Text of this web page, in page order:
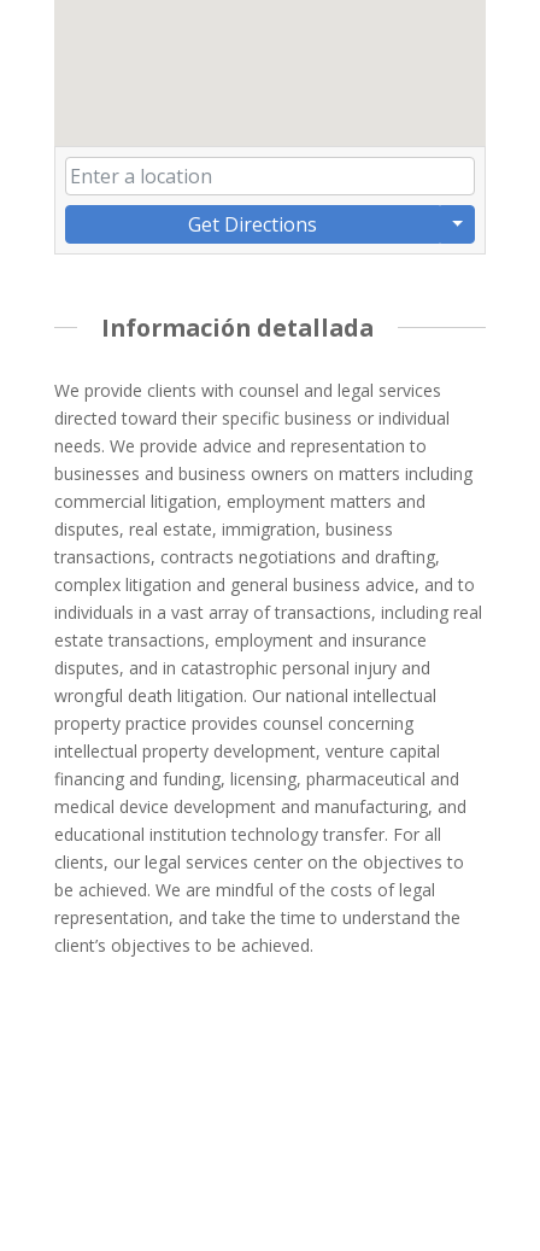
Get Directions
Información detallada
We provide clients with counsel and legal services
directed toward their specific business or individual
needs. We provide advice and representation to
businesses and business owners on matters including
commercial litigation, employment matters and
disputes, real estate, immigration, business
transactions, contracts negotiations and drafting,
complex litigation and general business advice, and to
individuals in a vast array of transactions, including real
estate transactions, employment and insurance
disputes, and in catastrophic personal injury and
wrongful death litigation. Our national intellectual
property practice provides counsel concerning
intellectual property development, venture capital
financing and funding, licensing, pharmaceutical and
medical device development and manufacturing, and
educational institution technology transfer. For all
clients, our legal services center on the objectives to
be achieved. We are mindful of the costs of legal
representation, and take the time to understand the
client’s objectives to be achieved.